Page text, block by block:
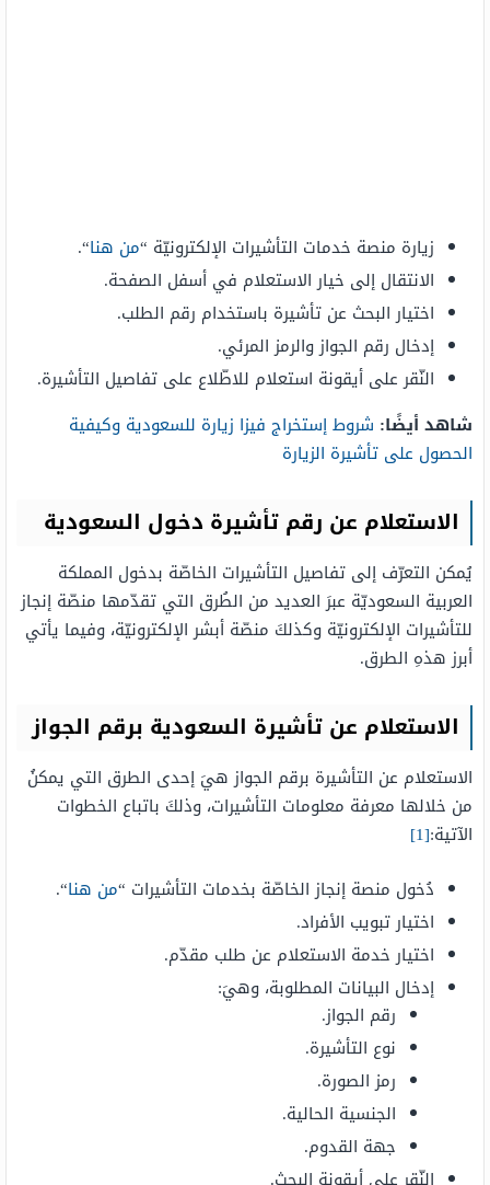
زيارة منصة خدمات التأشيرات الإلكترونيّة “من هنا“.
الانتقال إلى خيار الاستعلام في أسفل الصفحة.
اختيار البحث عن تأشيرة باستخدام رقم الطلب.
إدخال رقم الجواز والرمز المرئي.
النّقر على أيقونة استعلام للاطّلاع على تفاصيل التأشيرة.
شاهد أيضًا: شروط إستخراج فيزا زيارة للسعودية وكيفية
الحصول على تأشيرة الزيارة
الاستعلام عن رقم تأشيرة دخول السعودية
يُمكن التعرّف إلى تفاصيل التأشيرات الخاصّة بدخول المملكة
العربية السعوديّة عبرَ العديد من الطُرق التي تقدّمها منصّة إنجاز
للتأشيرات الإلكترونيّة وكذلكَ منصّة أبشر الإلكترونيّة، وفيما يأتي
أبرز هذهِ الطرق.
الاستعلام عن تأشيرة السعودية برقم الجواز
الاستعلام عن التأشيرة برقم الجواز هيَ إحدى الطرق التي يمكنُ
من خلالها معرفة معلومات التأشيرات، وذلكَ باتباع الخطوات
الآتية:[1]
دُخول منصة إنجاز الخاصّة بخدمات التأشيرات “من هنا“.
اختيار تبويب الأفراد.
اختيار خدمة الاستعلام عن طلب مقدّم.
إدخال البيانات المطلوبة، وهيَ:
رقم الجواز.
نوع التأشيرة.
رمز الصورة.
الجنسية الحالية.
جهة القدوم.